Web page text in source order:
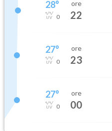
28°
0
ore
22
27°
0
ore
23
27°
0
ore
00